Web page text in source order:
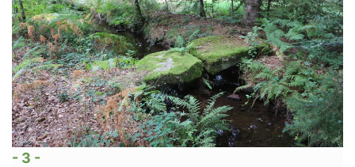
- 3 -